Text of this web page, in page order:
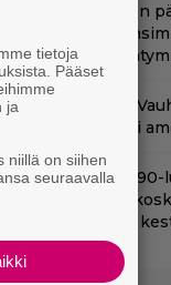
ensimmäinen
Maguiren
Illalla tv:ssä:
leffa suututti
Illalla tv:ssä:
ei vanhene
mestariteos
tietoja
Pääset
ja
niillä on siihen
seuraavalla